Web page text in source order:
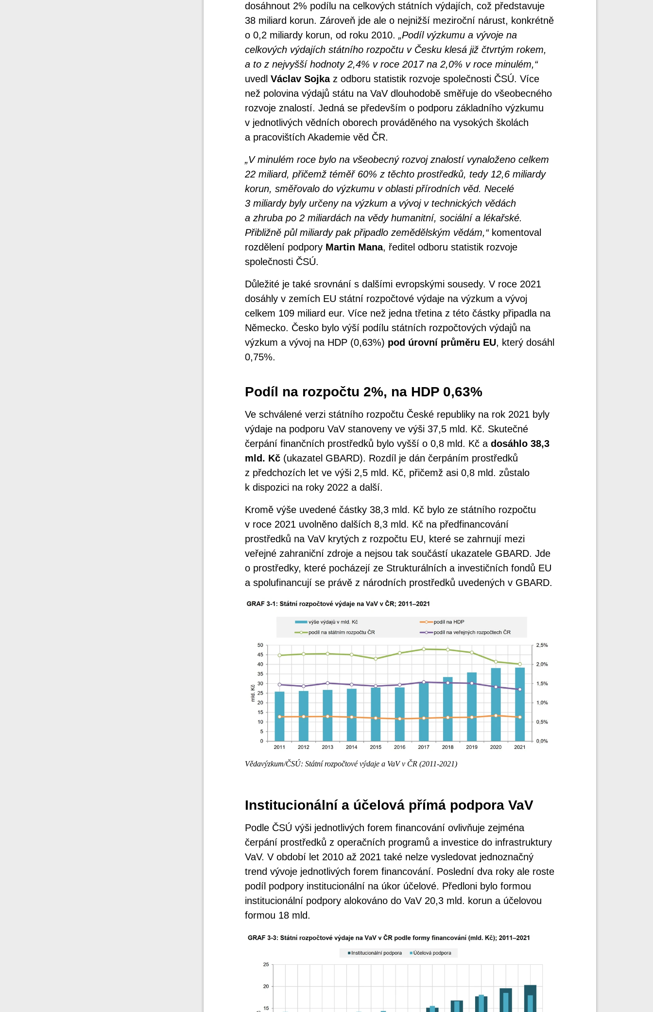
dosáhnout 2% podílu na celkových státních výdajích, což představuje
38 miliard korun. Zároveň jde ale o nejnižší meziroční nárust, konkrétně
o 0,2 miliardy korun, od roku 2010. „Podíl výzkumu a vývoje na
celkových výdajích státního rozpočtu v Česku klesá již čtvrtým rokem,
a to z nejvyšší hodnoty 2,4% v roce 2017 na 2,0% v roce minulém,“
uvedl Václav Sojkaz odboru statistik rozvoje společnosti ČSÚ. Více
než polovina výdajů státu na VaV dlouhodobě směřuje do všeobecného
rozvoje znalostí. Jedná se především o podporu základního výzkumu
v jednotlivých vědních oborech prováděného na vysokých školách
a pracovištích Akademie věd ČR.
„V minulém roce bylo na všeobecný rozvoj znalostí vynaloženo celkem
22 miliard, přičemž téměř 60% z těchto prostředků, tedy 12,6 miliardy
korun, směřovalo do výzkumu v oblasti přírodních věd. Necelé
3 miliardy byly určeny na výzkum a vývoj v technických vědách
a zhruba po 2 miliardách na vědy humanitní, sociální a lékařské.
Přibližně půl miliardy pak připadlo zemědělským vědám,“komentoval
rozdělení podpory Martin Mana, ředitel odboru statistik rozvoje
společnosti ČSÚ.
Důležité je také srovnání s dalšími evropskými sousedy. V roce 2021
dosáhly v zemích EU státní rozpočtové výdaje na výzkum a vývoj
celkem 109 miliard eur. Více než jedna třetina z této částky připadla na
Německo. Česko bylo výší podílu státních rozpočtových výdajů na
výzkum a vývoj na HDP (0,63%) pod úrovní průměru EU, který dosáhl
0,75%.
Podíl na rozpočtu 2%, na HDP 0,63%
Ve schválené verzi státního rozpočtu České republiky na rok 2021 byly
výdaje na podporu VaV stanoveny ve výši 37,5 mld. Kč. Skutečné
čerpání finančních prostředků bylo vyšší o 0,8 mld. Kč a dosáhlo 38,3
mld. Kč(ukazatel GBARD). Rozdíl je dán čerpáním prostředků
z předchozích let ve výši 2,5 mld. Kč, přičemž asi 0,8 mld. zůstalo
k dispozici na roky 2022 a další.
Kromě výše uvedené částky 38,3 mld. Kč bylo ze státního rozpočtu
v roce 2021 uvolněno dalších 8,3 mld. Kč na předfinancování
prostředků na VaV krytých z rozpočtu EU, které se zahrnují mezi
veřejné zahraniční zdroje a nejsou tak součástí ukazatele GBARD. Jde
o prostředky, které pocházejí ze Strukturálních a investičních fondů EU
a spolufinancují se právě z národních prostředků uvedených v GBARD.
Vědavýzkum/ČSÚ: Státní rozpočtové výdaje a VaV v ČR (2011-2021)
Institucionální a účelová přímá podpora VaV
Podle ČSÚ výši jednotlivých forem financování ovlivňuje zejména
čerpání prostředků z operačních programů a investice do infrastruktury
VaV. V období let 2010 až 2021 také nelze vysledovat jednoznačný
trend vývoje jednotlivých forem financování. Poslední dva roky ale roste
podíl podpory institucionální na úkor účelové. Předloni bylo formou
institucionální podpory alokováno do VaV 20,3 mld. korun a účelovou
formou 18 mld.